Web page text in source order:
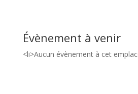
Évènement à venir
<li>Aucun évènement à cet